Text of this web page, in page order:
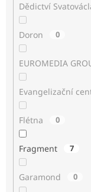
Dědictví
Doron 0
EUROMEDIA
Evangelizační
Flétna 0
Fragment 7
Garamond 0